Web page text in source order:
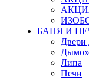
БАНЯ И
Двери
Липа
Печи